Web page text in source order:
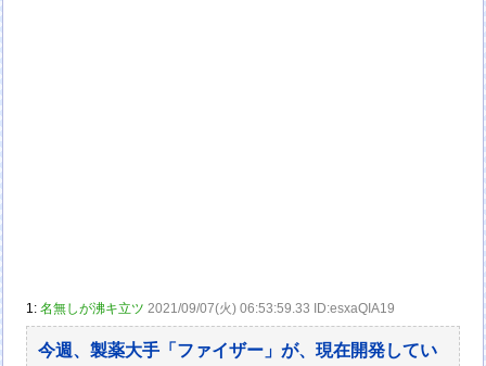
1:名無しが沸キ立ツ 2021/09/07(火) 06:53:59.33 ID:esxaQIA19
今週、製薬大手「ファイザー」が、現在開発してい